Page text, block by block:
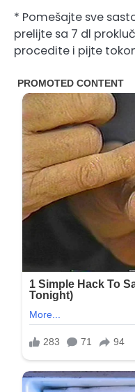
* Pomešajte sve
prelijte sa 7 dl
procedite i pijte